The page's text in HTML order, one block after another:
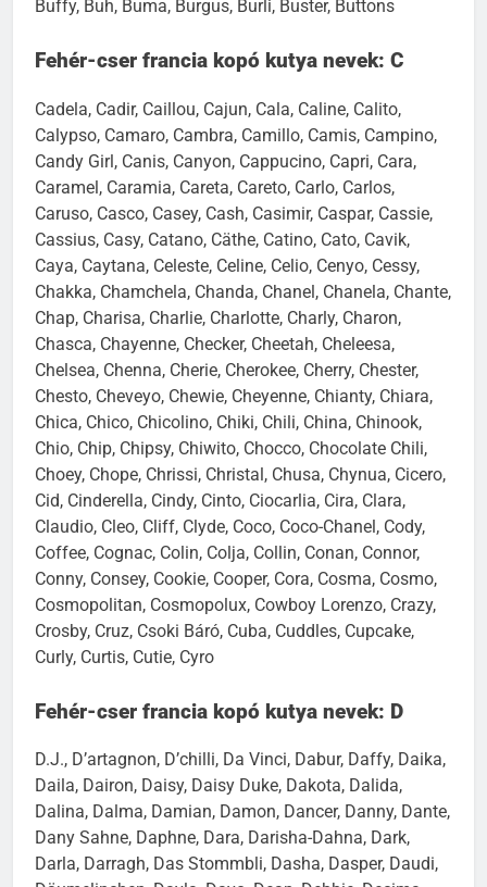
Buffy, Buh, Buma, Burgus, Burli, Buster, Buttons
Fehér-cser francia kopó kutya nevek: C
Cadela, Cadir, Caillou, Cajun, Cala, Caline, Calito,
Calypso, Camaro, Cambra, Camillo, Camis, Campino,
Candy Girl, Canis, Canyon, Cappucino, Capri, Cara,
Caramel, Caramia, Careta, Careto, Carlo, Carlos,
Caruso, Casco, Casey, Cash, Casimir, Caspar, Cassie,
Cassius, Casy, Catano, Cäthe, Catino, Cato, Cavik,
Caya, Caytana, Celeste, Celine, Celio, Cenyo, Cessy,
Chakka, Chamchela, Chanda, Chanel, Chanela, Chante,
Chap, Charisa, Charlie, Charlotte, Charly, Charon,
Chasca, Chayenne, Checker, Cheetah, Cheleesa,
Chelsea, Chenna, Cherie, Cherokee, Cherry, Chester,
Chesto, Cheveyo, Chewie, Cheyenne, Chianty, Chiara,
Chica, Chico, Chicolino, Chiki, Chili, China, Chinook,
Chio, Chip, Chipsy, Chiwito, Chocco, Chocolate Chili,
Choey, Chope, Chrissi, Christal, Chusa, Chynua, Cicero,
Cid, Cinderella, Cindy, Cinto, Ciocarlia, Cira, Clara,
Claudio, Cleo, Cliff, Clyde, Coco, Coco-Chanel, Cody,
Coffee, Cognac, Colin, Colja, Collin, Conan, Connor,
Conny, Consey, Cookie, Cooper, Cora, Cosma, Cosmo,
Cosmopolitan, Cosmopolux, Cowboy Lorenzo, Crazy,
Crosby, Cruz, Csoki Báró, Cuba, Cuddles, Cupcake,
Curly, Curtis, Cutie, Cyro
Fehér-cser francia kopó kutya nevek: D
D.J., D’artagnon, D’chilli, Da Vinci, Dabur, Daffy, Daika,
Daila, Dairon, Daisy, Daisy Duke, Dakota, Dalida,
Dalina, Dalma, Damian, Damon, Dancer, Danny, Dante,
Dany Sahne, Daphne, Dara, Darisha-Dahna, Dark,
Darla, Darragh, Das Stommbli, Dasha, Dasper, Daudi,